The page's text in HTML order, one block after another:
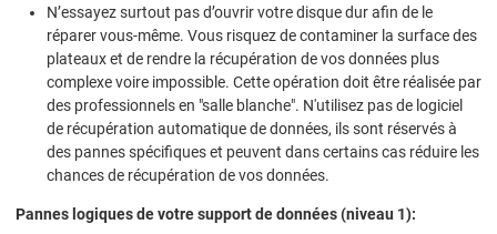
N’essayez surtout pas d’ouvrir votre disque dur afin de le
réparer vous-même. Vous risquez de contaminer la surface des
plateaux et de rendre la récupération de vos données plus
complexe voire impossible. Cette opération doit être réalisée par
des professionnels en "salle blanche". N'utilisez pas de logiciel
de récupération automatique de données, ils sont réservés à
des pannes spécifiques et peuvent dans certains cas réduire les
chances de récupération de vos données.
Pannes logiques de votre support de données (niveau 1):